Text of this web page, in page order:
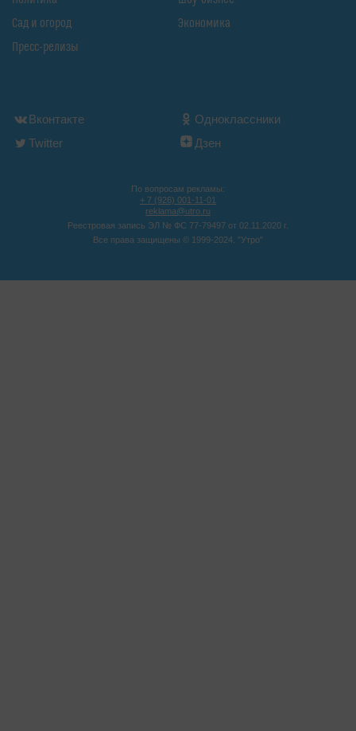
Сад и огород
Пресс-релизы
Экономика
Вконтакте
Одноклассники
Twitter
Дзен
По вопросам рекламы:
+ 7 (926) 001-11-01
reklama@utro.ru
Реестровая запись ЭЛ № ФС 77-79497 от 02.11.2020 г.
Все права защищены © 1999-2024. "Утро"